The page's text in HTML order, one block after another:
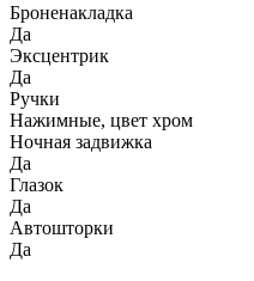
Броненакладка
Да
Эксцентрик
Да
Ручки
Нажимные, цвет хром
Ночная задвижка
Да
Глазок
Да
Автошторки
Да